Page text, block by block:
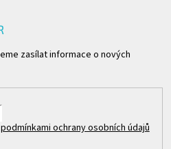
zasílat informace o nových
podmínkami ochrany osobních údajů